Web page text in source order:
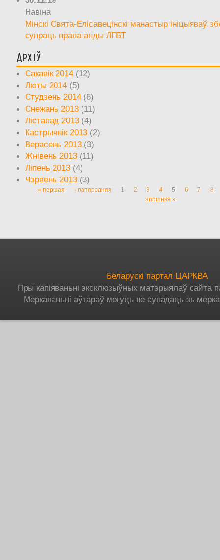
Навіна
Мінскі Свята-Елісавецінскі манастыр ініцыяваў
супраць прапаганды ЛГБТ
Архіў
Сакавік 2014 (12)
Люты 2014 (5)
Студзень 2014 (6)
Снежань 2013 (11)
Лістапад 2013 (4)
Кастрычнік 2013 (2)
Верасень 2013 (3)
Жнівень 2013 (11)
Ліпень 2013 (4)
Чэрвень 2013 (3)
Старонкі
« першая ‹ папярэдняя 1 2 3 4 5 6 7
8
апошняя »
Беларускі партал ЦАРКВА
Пры капіяваньні эксклюзыўных матэрыялаў сайта
Меркаваньні аўтараў могуць не супадаць зь